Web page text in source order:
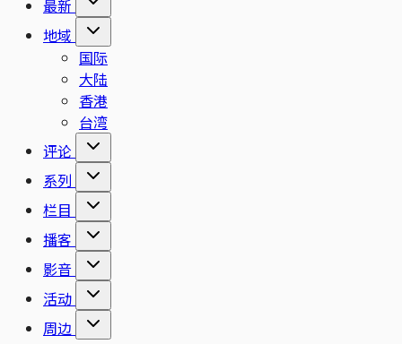
最新
地域
国际
大陆
香港
台湾
评论
系列
栏目
播客
影音
活动
周边